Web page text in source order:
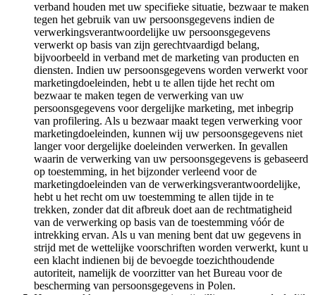
verband houden met uw specifieke situatie, bezwaar te maken
tegen het gebruik van uw persoonsgegevens indien de
verwerkingsverantwoordelijke uw persoonsgegevens
verwerkt op basis van zijn gerechtvaardigd belang,
bijvoorbeeld in verband met de marketing van producten en
diensten. Indien uw persoonsgegevens worden verwerkt voor
marketingdoeleinden, hebt u te allen tijde het recht om
bezwaar te maken tegen de verwerking van uw
persoonsgegevens voor dergelijke marketing, met inbegrip
van profilering. Als u bezwaar maakt tegen verwerking voor
marketingdoeleinden, kunnen wij uw persoonsgegevens niet
langer voor dergelijke doeleinden verwerken. In gevallen
waarin de verwerking van uw persoonsgegevens is gebaseerd
op toestemming, in het bijzonder verleend voor de
marketingdoeleinden van de verwerkingsverantwoordelijke,
hebt u het recht om uw toestemming te allen tijde in te
trekken, zonder dat dit afbreuk doet aan de rechtmatigheid
van de verwerking op basis van de toestemming vóór de
intrekking ervan. Als u van mening bent dat uw gegevens in
strijd met de wettelijke voorschriften worden verwerkt, kunt u
een klacht indienen bij de bevoegde toezichthoudende
autoriteit, namelijk de voorzitter van het Bureau voor de
bescherming van persoonsgegevens in Polen.